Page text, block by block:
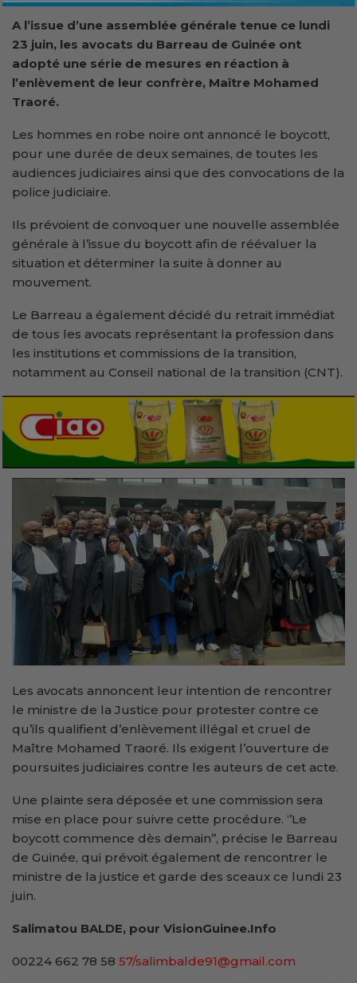
A l’issue d’une assemblée générale tenue ce lundi
23 juin, les avocats du Barreau de Guinée ont
adopté une série de mesures en réaction à
l’enlèvement de leur confrère, Maître Mohamed
Traoré.
Les hommes en robe noire ont annoncé le boycott,
pour une durée de deux semaines, de toutes les
audiences judiciaires ainsi que des convocations de la
police judiciaire.
Ils prévoient de convoquer une nouvelle assemblée
générale à l’issue du boycott afin de réévaluer la
situation et déterminer la suite à donner au
mouvement.
Le Barreau a également décidé du retrait immédiat
de tous les avocats représentant la profession dans
les institutions et commissions de la transition,
notamment au Conseil national de la transition (CNT).
Les avocats annoncent leur intention de rencontrer
le ministre de la Justice pour protester contre ce
qu’ils qualifient d’enlèvement illégal et cruel de
Maître Mohamed Traoré. Ils exigent l’ouverture de
poursuites judiciaires contre les auteurs de cet acte.
Une plainte sera déposée et une commission sera
mise en place pour suivre cette procédure. ‘’Le
boycott commence dès demain’’, précise le Barreau
de Guinée, qui prévoit également de rencontrer le
ministre de la justice et garde des sceaux ce lundi 23
juin.
Salimatou BALDE, pour VisionGuinee.Info
00224 662 78 58 57/salimbalde91@gmail.com